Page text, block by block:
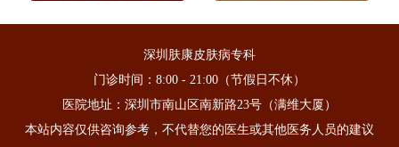
深圳肤康皮肤病专科
门诊时间：8:00 - 21:00（节假日不休）
医院地址：深圳市南山区南新路23号（满维大厦）
本站内容仅供咨询参考，不代替您的医生或其他医务人员的建议